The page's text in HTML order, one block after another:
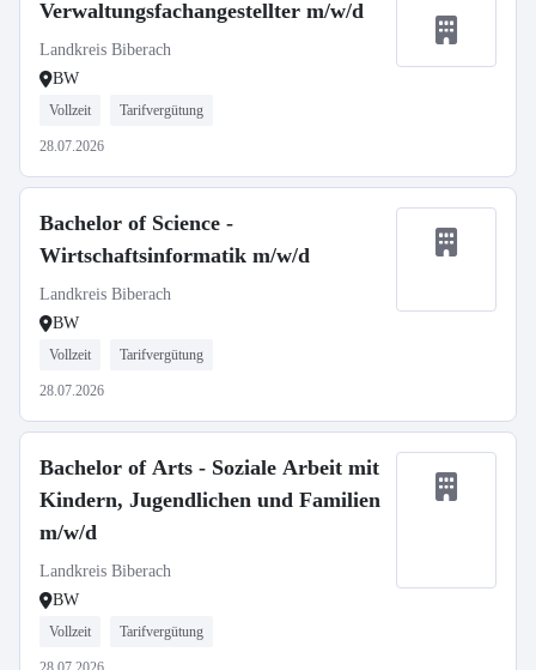
Verwaltungsfachangestellter m/w/d
Landkreis Biberach
BW
Vollzeit Tarifvergütung
28.07.2026
Bachelor of Science -
Wirtschaftsinformatik m/w/d
Landkreis Biberach
BW
Vollzeit Tarifvergütung
28.07.2026
Bachelor of Arts - Soziale Arbeit mit
Kindern, Jugendlichen und Familien
m/w/d
Landkreis Biberach
BW
Vollzeit Tarifvergütung